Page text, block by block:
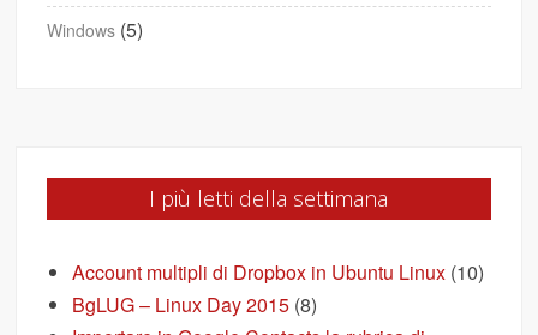
Windows (5)
I più letti della settimana
Account multipli di Dropbox in Ubuntu Linux (10)
BgLUG – Linux Day 2015 (8)